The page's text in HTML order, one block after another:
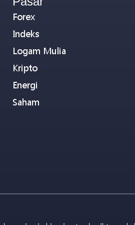
Forex
Indeks
Logam Mulia
Kripto
Energi
Saham